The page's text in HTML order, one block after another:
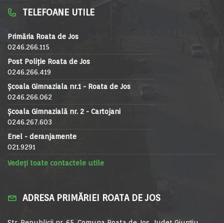
TELEFOANE UTILE
Primăria Roata de Jos
0246.266.115
Post Poliție Roata de Jos
0246.266.419
Școala Gimnaziala nr.1 - Roata de Jos
0246.266.062
Școala Gimnazială nr. 2 - Cartojani
0246.267.603
Enel - deranjamente
021.9291
Vedeți toate contactele utile
ADRESA PRIMĂRIEI ROATA DE JOS